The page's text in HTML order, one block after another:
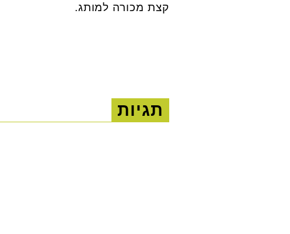
קצת מכורה למותג.
תגיות